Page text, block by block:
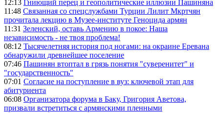
12:13 Гниющий перец и геополитические иллюзии Пашиняна
11:48 Связанная со спецслужбами Турции Лилит Мкртчян
прочитала лекцию в Музее-институте Геноцида армян
11:31 Зеленский, оставь Армению в покое: Наша
независимость - не твоя проблема!
08:12 Тысячелетняя история под ногами: на окраине Еревана
обнаружили древнейшее поселение
07:46 Пашинян втоптал в грязь понятия "суверенитет" и
"государственность"
07:01 Согласие на поступление в вуз: ключевой этап для
абитуриента
06:08 Организатора форума в Баку, Григория Аветова,
призвали встретиться с армянскими пленными